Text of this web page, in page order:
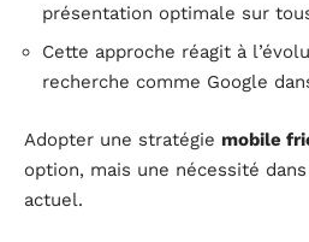
présentation optimale sur
Cette approche réagit à
recherche comme Google
Adopter une stratégie mobile
option, mais une nécessité
actuel.